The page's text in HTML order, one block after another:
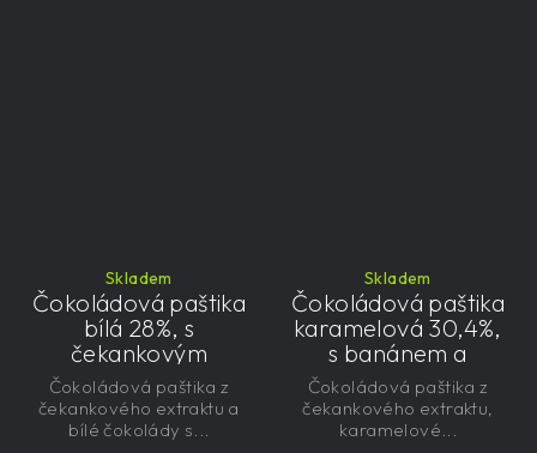
Skladem
Čokoládová paštika
bílá 28%, s
čekankovým
sirupem 100g -
nízkokalorická,
řemeslná
Čokoládová paštika z
čekankového extraktu a
bílé čokolády s...
Skladem
Čokoládová paštika
karamelová 30,4%,
s banánem a
čekankovým
sirupem 100g -
nízkokalorická,
Čokoládová paštika z
čekankového extraktu,
karamelové...